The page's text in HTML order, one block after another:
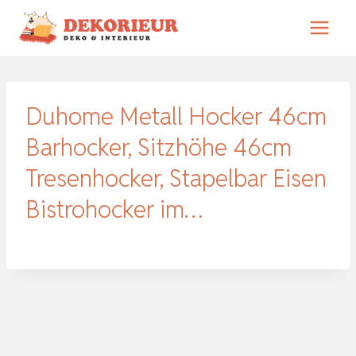
Zum
Inhalt
Duhome Metall Hocker 46cm
Barhocker, Sitzhöhe 46cm
Tresenhocker, Stapelbar Eisen
Bistrohocker im…